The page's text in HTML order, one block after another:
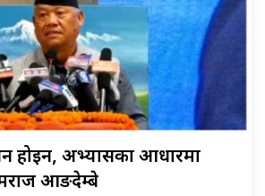
होइन, अभ्यासका आधारमा
आङदेम्बे